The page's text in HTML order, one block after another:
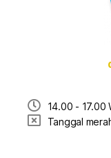
14.00 - 17.00
Tanggal